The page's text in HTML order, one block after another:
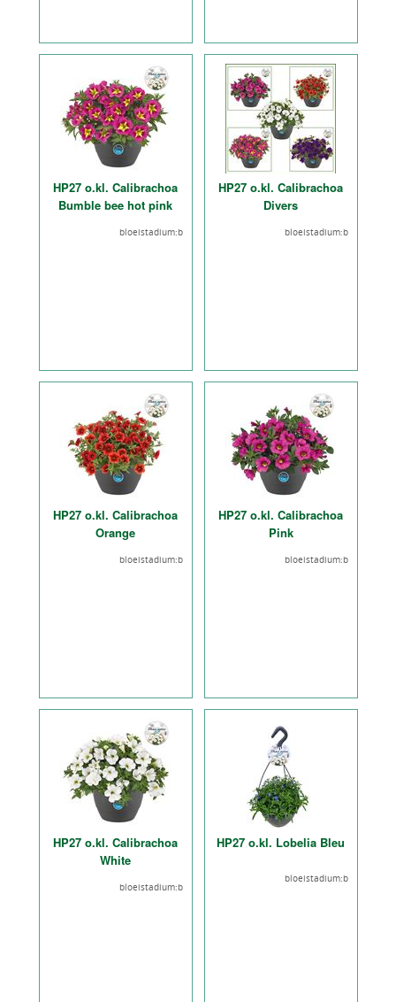
HP27 o.kl. Calibrachoa
Bumble bee hot pink
bloeistadium:b
HP27 o.kl. Calibrachoa
Divers
bloeistadium:b
HP27 o.kl. Calibrachoa
Orange
bloeistadium:b
HP27 o.kl. Calibrachoa
Pink
bloeistadium:b
HP27 o.kl. Calibrachoa
White
bloeistadium:b
HP27 o.kl. Lobelia Bleu
bloeistadium:b